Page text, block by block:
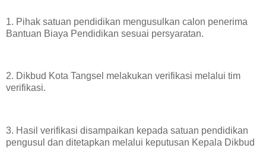
1. Pihak satuan pendidikan mengusulkan calon penerima
Bantuan Biaya Pendidikan sesuai persyaratan.
2. Dikbud Kota Tangsel melakukan verifikasi melalui tim
verifikasi.
3. Hasil verifikasi disampaikan kepada satuan pendidikan
pengusul dan ditetapkan melalui keputusan Kepala Dikbud